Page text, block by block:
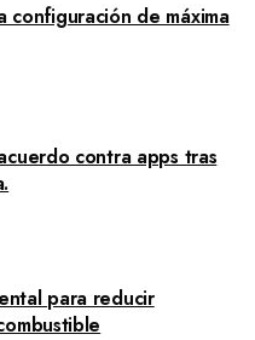
configuración de máxima
contra apps tras
para reducir